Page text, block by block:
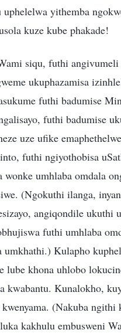
yithemba
kuze kube phakade!
siqu, futhi
ukuphazamisa
futhi badumise
futhi badumise
uze ufike
futhi ngiyothobisa
umhlaba omdala
(Ngokuthi ilanga,
angiqondile ukuthi
futhi umhlaba
Kulapho
lube khona uhlobo
kwabantu. Kunalokho,
(Nakuba
kakhulu embusweni